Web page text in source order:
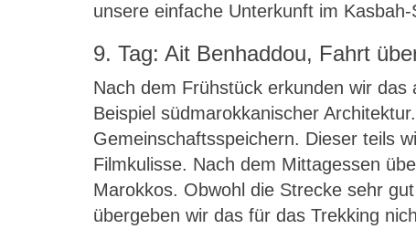
unsere einfache Unterkunft im
9. Tag: Ait Benhaddou, Fahrt
Nach dem Frühstück erkunden wir
Beispiel südmarokkanischer
Gemeinschaftsspeichern. Dieser teils
Filmkulisse. Nach dem Mittagessen
Marokkos. Obwohl die Strecke sehr
übergeben wir das für das Trekking